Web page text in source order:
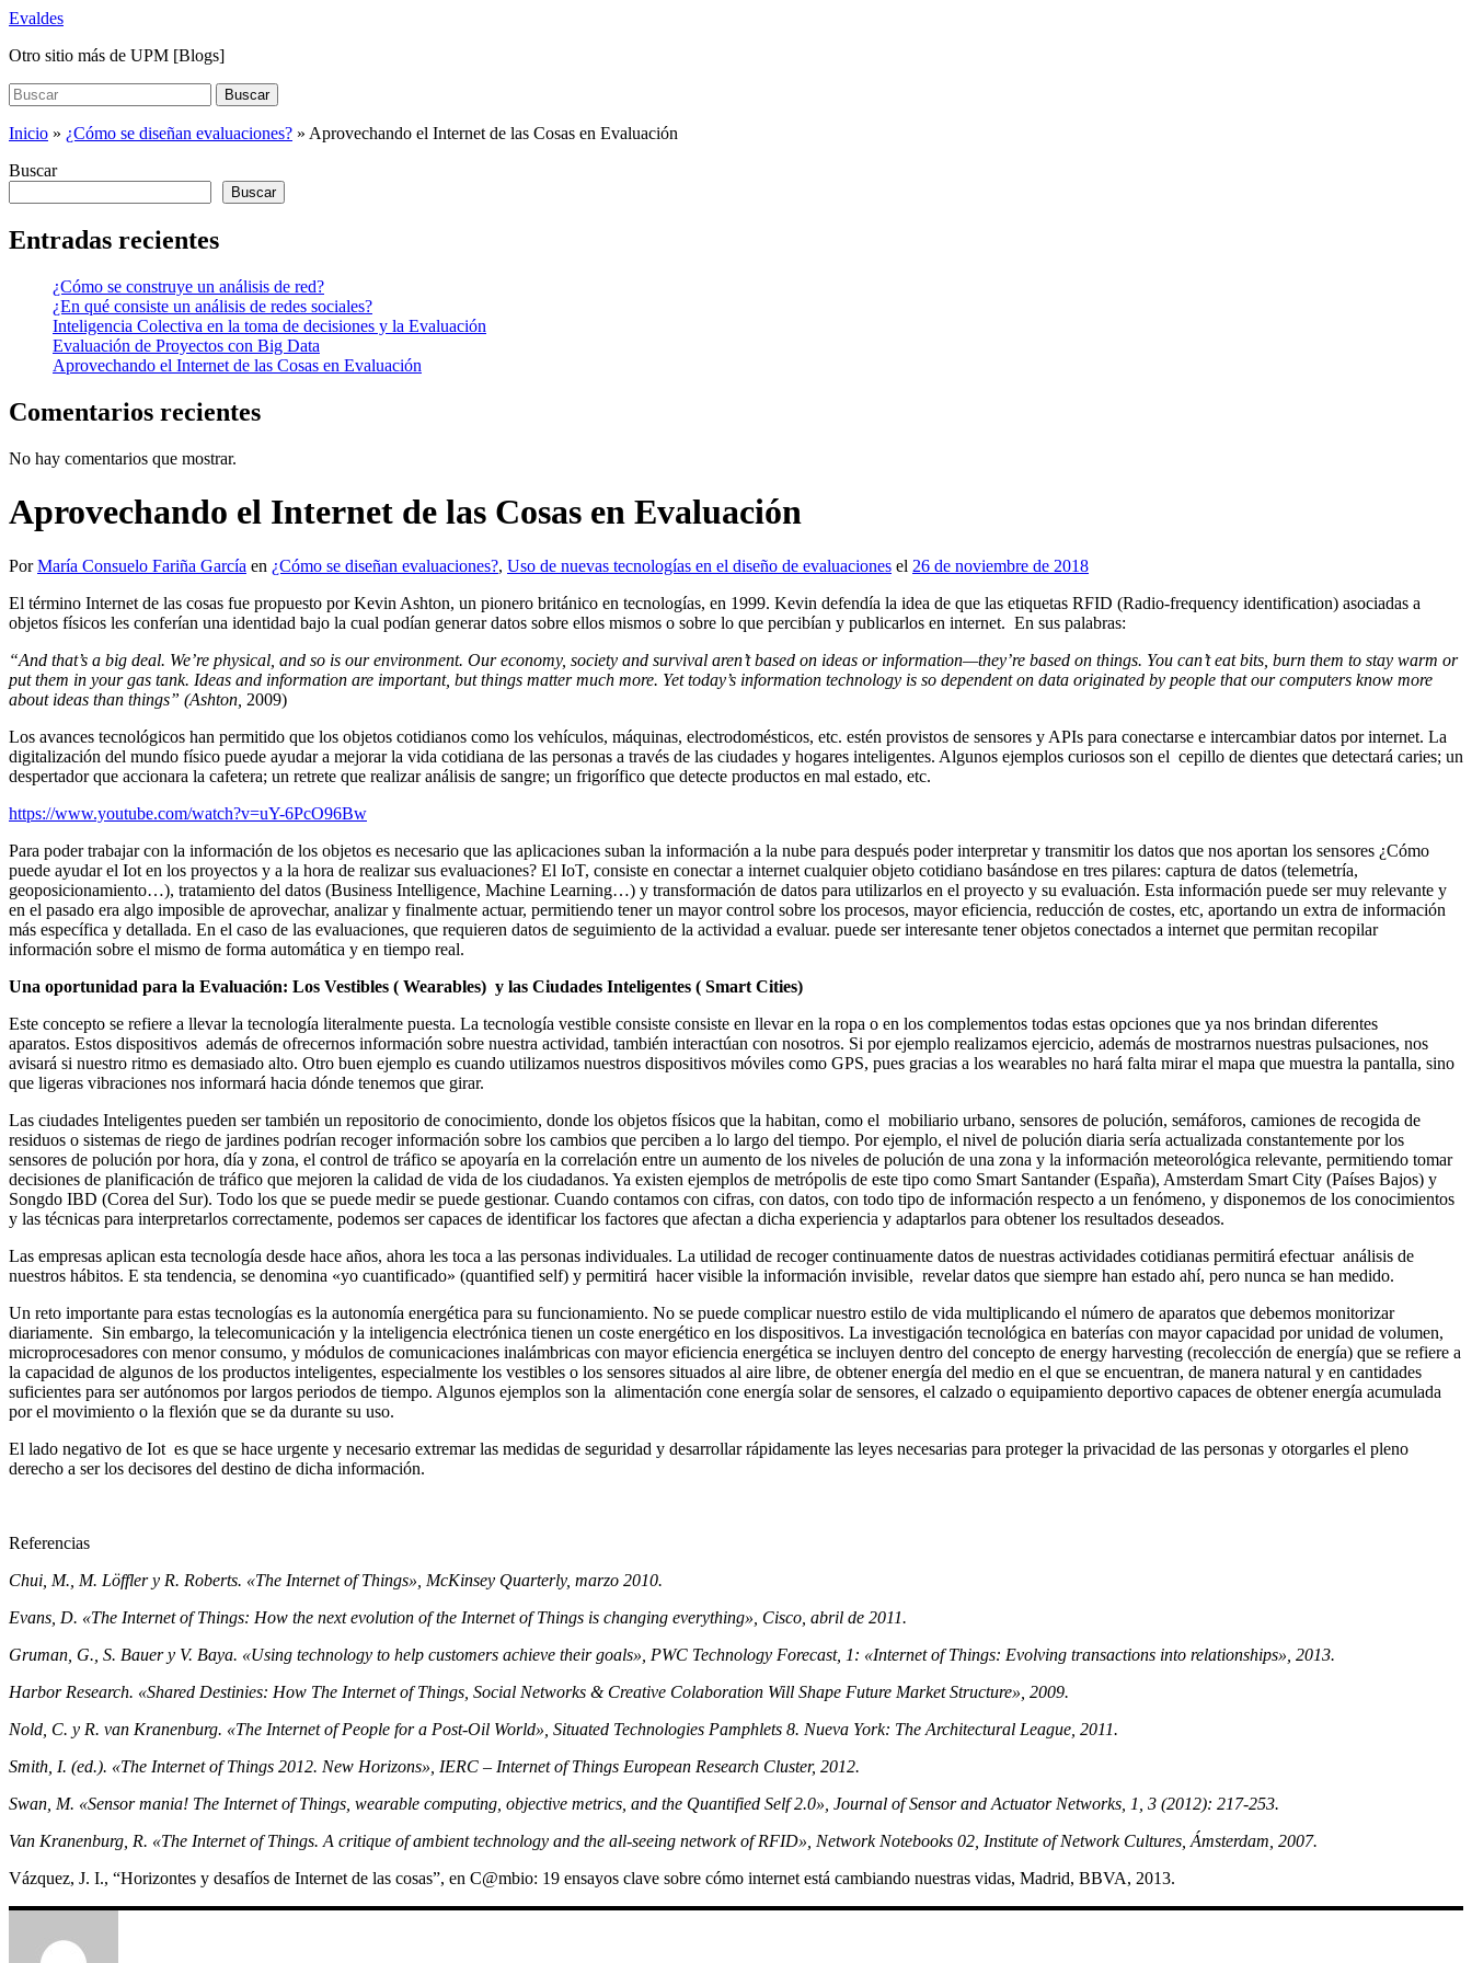
Saltar
contenido
Evaldes
Otro sitio más de UPM [Blogs]
Buscar:
Buscar
Inicio » ¿Cómo se diseñan evaluaciones? » Aprovechando el Internet de las Cosas en Evaluación
Buscar
Buscar
Entradas recientes
¿Cómo se construye un análisis de red?
¿En qué consiste un análisis de redes sociales?
Inteligencia Colectiva en la toma de decisiones y la Evaluación
Evaluación de Proyectos con Big Data
Aprovechando el Internet de las Cosas en Evaluación
Comentarios recientes
No hay comentarios que mostrar.
Aprovechando el Internet de las Cosas en Evaluación
PorMaría Consuelo Fariña García en ¿Cómo se diseñan evaluaciones?, Uso de nuevas tecnologías en el diseño de evaluaciones el 26 de noviembre de 2018
El término Internet de las cosas fue propuesto por Kevin Ashton, un pionero británico en tecnologías, en 1999. Kevin defendía la idea de que las etiquetas RFID (Radio-frequency identification) asociadas a
objetos físicos les conferían una identidad bajo la cual podían generar datos sobre ellos mismos o sobre lo que percibían y publicarlos en internet. En sus palabras:
“And that’s a big deal. We’re physical, and so is our environment. Our economy, society and survival aren’t based on ideas or information—they’re based on things. You can’t eat bits, burn them to stay warm or
put them in your gas tank. Ideas and information are important, but things matter much more. Yet today’s information technology is so dependent on data originated by people that our computers know more
about ideas than things” (Ashton, 2009)
Los avances tecnológicos han permitido que los objetos cotidianos como los vehículos, máquinas, electrodomésticos, etc. estén provistos de sensores y APIs para conectarse e intercambiar datos por internet. La
digitalización del mundo físico puede ayudar a mejorar la vida cotidiana de las personas a través de las ciudades y hogares inteligentes. Algunos ejemplos curiosos son el cepillo de dientes que detectará caries; un
despertador que accionara la cafetera; un retrete que realizar análisis de sangre; un frigorífico que detecte productos en mal estado, etc.
https://www.youtube.com/watch?v=uY-6PcO96Bw
Para poder trabajar con la información de los objetos es necesario que las aplicaciones suban la información a la nube para después poder interpretar y transmitir los datos que nos aportan los sensores ¿Cómo
puede ayudar el Iot en los proyectos y a la hora de realizar sus evaluaciones? El IoT, consiste en conectar a internet cualquier objeto cotidiano basándose en tres pilares: captura de datos (telemetría,
geoposicionamiento…), tratamiento del datos (Business Intelligence, Machine Learning…) y transformación de datos para utilizarlos en el proyecto y su evaluación. Esta información puede ser muy relevante y
en el pasado era algo imposible de aprovechar, analizar y finalmente actuar, permitiendo tener un mayor control sobre los procesos, mayor eficiencia, reducción de costes, etc, aportando un extra de información
más específica y detallada. En el caso de las evaluaciones, que requieren datos de seguimiento de la actividad a evaluar. puede ser interesante tener objetos conectados a internet que permitan recopilar
información sobre el mismo de forma automática y en tiempo real.
Una oportunidad para la Evaluación: Los Vestibles ( Wearables) y las Ciudades Inteligentes ( Smart Cities)
Este concepto se refiere a llevar la tecnología literalmente puesta. La tecnología vestible consiste consiste en llevar en la ropa o en los complementos todas estas opciones que ya nos brindan diferentes
aparatos. Estos dispositivos además de ofrecernos información sobre nuestra actividad, también interactúan con nosotros. Si por ejemplo realizamos ejercicio, además de mostrarnos nuestras pulsaciones, nos
avisará si nuestro ritmo es demasiado alto. Otro buen ejemplo es cuando utilizamos nuestros dispositivos móviles como GPS, pues gracias a los wearables no hará falta mirar el mapa que muestra la pantalla, sino
que ligeras vibraciones nos informará hacia dónde tenemos que girar.
Las ciudades Inteligentes pueden ser también un repositorio de conocimiento, donde los objetos físicos que la habitan, como el mobiliario urbano, sensores de polución, semáforos, camiones de recogida de
residuos o sistemas de riego de jardines podrían recoger información sobre los cambios que perciben a lo largo del tiempo. Por ejemplo, el nivel de polución diaria sería actualizada constantemente por los
sensores de polución por hora, día y zona, el control de tráfico se apoyaría en la correlación entre un aumento de los niveles de polución de una zona y la información meteorológica relevante, permitiendo tomar
decisiones de planificación de tráfico que mejoren la calidad de vida de los ciudadanos. Ya existen ejemplos de metrópolis de este tipo como Smart Santander (España), Amsterdam Smart City (Países Bajos) y
Songdo IBD (Corea del Sur). Todo los que se puede medir se puede gestionar. Cuando contamos con cifras, con datos, con todo tipo de información respecto a un fenómeno, y disponemos de los conocimientos
y las técnicas para interpretarlos correctamente, podemos ser capaces de identificar los factores que afectan a dicha experiencia y adaptarlos para obtener los resultados deseados.
Las empresas aplican esta tecnología desde hace años, ahora les toca a las personas individuales. La utilidad de recoger continuamente datos de nuestras actividades cotidianas permitirá efectuar análisis de
nuestros hábitos. E sta tendencia, se denomina «yo cuantificado» (quantified self) y permitirá hacer visible la información invisible, revelar datos que siempre han estado ahí, pero nunca se han medido.
Un reto importante para estas tecnologías es la autonomía energética para su funcionamiento. No se puede complicar nuestro estilo de vida multiplicando el número de aparatos que debemos monitorizar
diariamente. Sin embargo, la telecomunicación y la inteligencia electrónica tienen un coste energético en los dispositivos. La investigación tecnológica en baterías con mayor capacidad por unidad de volumen,
microprocesadores con menor consumo, y módulos de comunicaciones inalámbricas con mayor eficiencia energética se incluyen dentro del concepto de energy harvesting (recolección de energía) que se refiere a
la capacidad de algunos de los productos inteligentes, especialmente los vestibles o los sensores situados al aire libre, de obtener energía del medio en el que se encuentran, de manera natural y en cantidades
suficientes para ser autónomos por largos periodos de tiempo. Algunos ejemplos son la alimentación cone energía solar de sensores, el calzado o equipamiento deportivo capaces de obtener energía acumulada
por el movimiento o la flexión que se da durante su uso.
El lado negativo de Iot es que se hace urgente y necesario extremar las medidas de seguridad y desarrollar rápidamente las leyes necesarias para proteger la privacidad de las personas y otorgarles el pleno
derecho a ser los decisores del destino de dicha información.
Referencias
Chui, M., M. Löffler y R. Roberts. «The Internet of Things», McKinsey Quarterly, marzo 2010.
Evans, D. «The Internet of Things: How the next evolution of the Internet of Things is changing everything», Cisco, abril de 2011.
Gruman, G., S. Bauer y V. Baya. «Using technology to help customers achieve their goals», PWC Technology Forecast, 1: «Internet of Things: Evolving transactions into relationships», 2013.
Harbor Research. «Shared Destinies: How The Internet of Things, Social Networks & Creative Colaboration Will Shape Future Market Structure», 2009.
Nold, C. y R. van Kranenburg. «The Internet of People for a Post-Oil World», Situated Technologies Pamphlets 8. Nueva York: The Architectural League, 2011.
Smith, I. (ed.). «The Internet of Things 2012. New Horizons», IERC – Internet of Things European Research Cluster, 2012.
Swan, M. «Sensor mania! The Internet of Things, wearable computing, objective metrics, and the Quantified Self 2.0», Journal of Sensor and Actuator Networks, 1, 3 (2012): 217-253.
Van Kranenburg, R. «The Internet of Things. A critique of ambient technology and the all-seeing network of RFID», Network Notebooks 02, Institute of Network Cultures, Ámsterdam, 2007.
Vázquez, J. I., “Horizontes y desafíos de Internet de las cosas”, en C@mbio: 19 ensayos clave sobre cómo internet está cambiando nuestras vidas, Madrid, BBVA, 2013.